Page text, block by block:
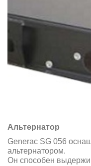
Альтернатор
Generac SG 056
альтернатором.
Он способен